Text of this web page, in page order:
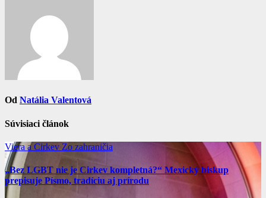
Od Natália Valentová
Súvisiaci článok
Viera a Cirkev Zo zahraničia
„Bez LGBT nie je Cirkev kompletná?“ Mexický biskup
prepisuje Písmo, tradíciu aj prírodu